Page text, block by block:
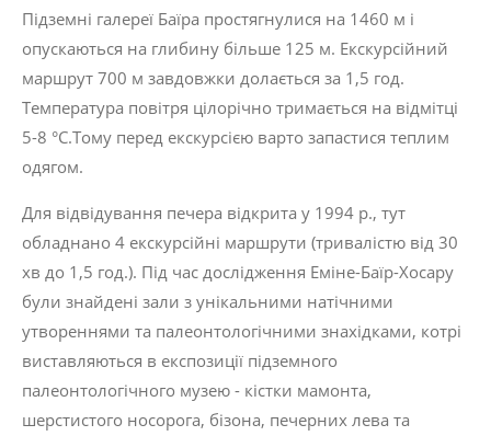
Підземні галереї Баїра простягнулися на 1460 м і
опускаються на глибину більше 125 м. Екс­курсійний
маршрут 700 м завдовжки долається за 1,5 год.
Температура повітря цілорічно три­мається на відмітці
5-8 °С.Тому перед екскур­сією варто запастися теплим
одягом.
Для відвідування печера відкрита у 1994 p., тут
обладнано 4 екскурсійні маршрути (трива­лістю від 30
хв до 1,5 год.). Під час дослідження Еміне-Баїр-Хосару
були знайдені зали з уні­кальними натічними
утвореннями та палеонто­логічними знахідками, котрі
виставляються в експозиції підземного
палеонтологічного музею - кістки мамонта,
шерстистого носорога, бізона, печерних лева та